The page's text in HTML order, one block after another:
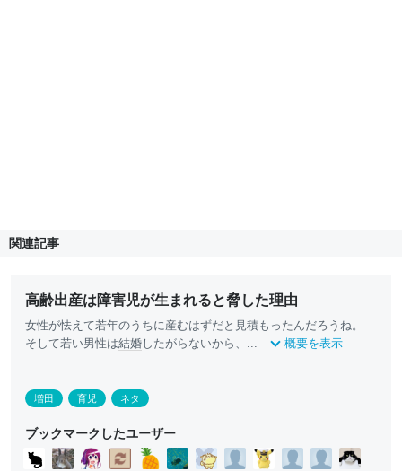
関連記事
高齢出産は障害児が生まれると脅した理由
女性が怯えて若年のうちに産むはずだと見積もったんだろうね。
そして若い男性は結婚 したがらないから、... 概要を表示
増田 育児 ネタ
ブックマークしたユーザー